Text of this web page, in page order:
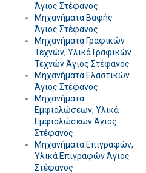
Άγιος Στέφανος
Μηχανήματα Βαφής
Άγιος Στέφανος
Μηχανήματα Γραφικών
Τεχνών, Υλικά Γραφικών
Τεχνών Άγιος Στέφανος
Μηχανήματα Ελαστικών
Άγιος Στέφανος
Μηχανήματα
Εμφιαλώσεων, Υλικά
Εμφιαλώσεων Άγιος
Στέφανος
Μηχανήματα Επιγραφών,
Υλικά Επιγραφών Άγιος
Στέφανος